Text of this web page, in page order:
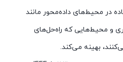
در محیط‌های داده‌محور مانند
و محیط‌هایی که راه‌حل‌های
بهینه می‌کند.